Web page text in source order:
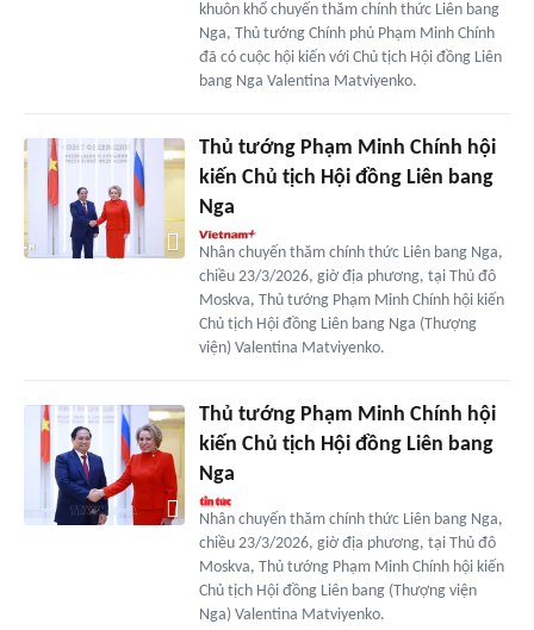
khuôn khổ chuyến thăm chính thức Liên bang
Nga, Thủ tướng Chính phủ Phạm Minh Chính
đã có cuộc hội kiến với Chủ tịch Hội đồng Liên
bang Nga Valentina Matviyenko.
Thủ tướng Phạm Minh Chính hội
kiến Chủ tịch Hội đồng Liên bang
Nga
Nhân chuyến thăm chính thức Liên bang Nga,
chiều 23/3/2026, giờ địa phương, tại Thủ đô
Moskva, Thủ tướng Phạm Minh Chính hội kiến
Chủ tịch Hội đồng Liên bang Nga (Thượng
viện) Valentina Matviyenko.
Thủ tướng Phạm Minh Chính hội
kiến Chủ tịch Hội đồng Liên bang
Nga
Nhân chuyến thăm chính thức Liên bang Nga,
chiều 23/3/2026, giờ địa phương, tại Thủ đô
Moskva, Thủ tướng Phạm Minh Chính hội kiến
Chủ tịch Hội đồng Liên bang (Thượng viện
Nga) Valentina Matviyenko.